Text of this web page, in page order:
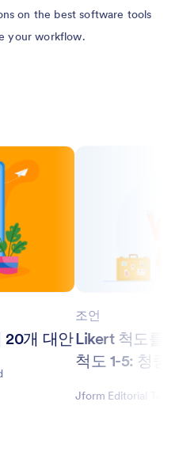
on the best software tools
your workflow.
20개 대안
조언
Likert 척도를
척도 1-5: 청
Jform Editorial